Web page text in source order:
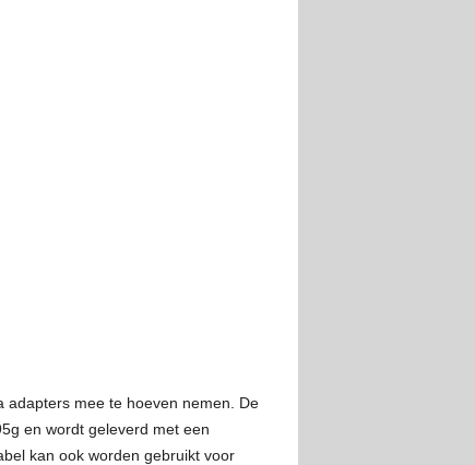
adapters mee te hoeven nemen. De
en wordt geleverd met een
kan ook worden gebruikt voor